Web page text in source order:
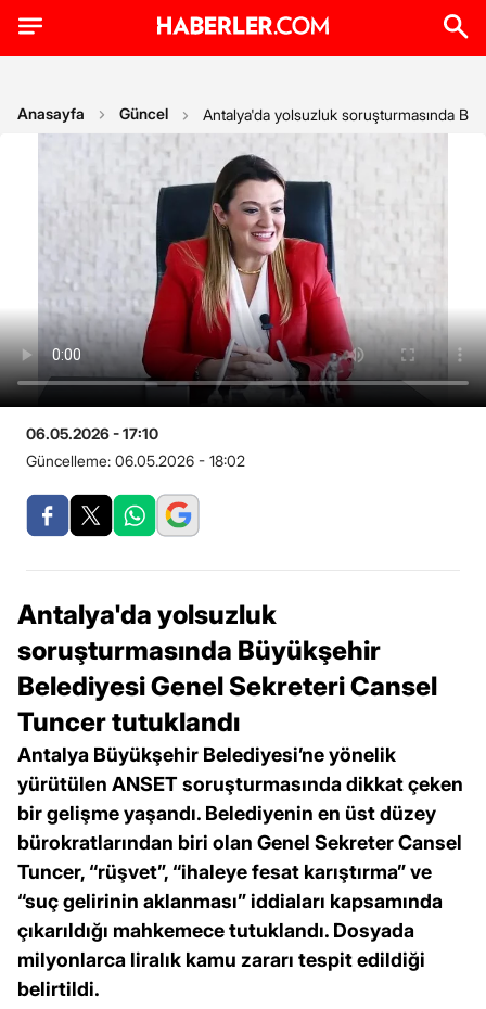
Anasayfa Güncel Antalya'da yolsuzluk soruşturmasında
06.05.2026 - 17:10
Güncelleme: 06.05.2026 - 18:02
Antalya'da yolsuzluk
soruşturmasında Büyükşehir
Belediyesi Genel Sekreteri Cansel
Tuncer tutuklandı
Antalya Büyükşehir Belediyesi’ne yönelik
yürütülen ANSET soruşturmasında dikkat çeken
bir gelişme yaşandı. Belediyenin en üst düzey
bürokratlarından biri olan Genel Sekreter Cansel
Tuncer, “rüşvet”, “ihaleye fesat karıştırma” ve
“suç gelirinin aklanması” iddiaları kapsamında
çıkarıldığı mahkemece tutuklandı. Dosyada
milyonlarca liralık kamu zararı tespit edildiği
belirtildi.